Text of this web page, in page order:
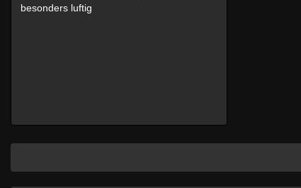
besonders luftig